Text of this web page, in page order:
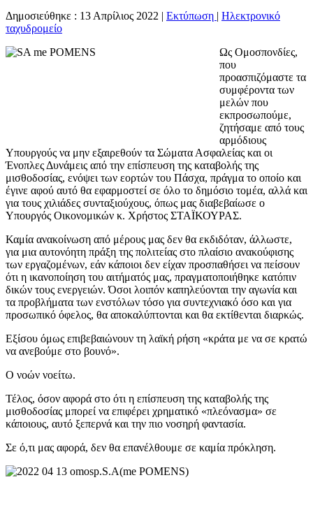
Δημοσιεύθηκε : 13 Απρίλιος 2022 | Εκτύπωση | Ηλεκτρονικό
ταχυδρομείο
Ως Ομοσπονδίες,
που
προασπιζόμαστε τα
συμφέροντα των
μελών που
εκπροσωπούμε,
ζητήσαμε από τους
αρμόδιους
Υπουργούς να μην εξαιρεθούν τα Σώματα Ασφαλείας και οι
Ένοπλες Δυνάμεις από την επίσπευση της καταβολής της
μισθοδοσίας, ενόψει των εορτών του Πάσχα, πράγμα το οποίο και
έγινε αφού αυτό θα εφαρμοστεί σε όλο το δημόσιο τομέα, αλλά και
για τους χιλιάδες συνταξιούχους, όπως μας διαβεβαίωσε ο
Υπουργός Οικονομικών κ. Χρήστος ΣΤΑΪΚΟΥΡΑΣ.
Καμία ανακοίνωση από μέρους μας δεν θα εκδιδόταν, άλλωστε,
για μια αυτονόητη πράξη της πολιτείας στο πλαίσιο ανακούφισης
των εργαζομένων, εάν κάποιοι δεν είχαν προσπαθήσει να πείσουν
ότι η ικανοποίηση του αιτήματός μας, πραγματοποιήθηκε κατόπιν
δικών τους ενεργειών. Όσοι λοιπόν καπηλεύονται την αγωνία και
τα προβλήματα των ενστόλων τόσο για συντεχνιακό όσο και για
προσωπικό όφελος, θα αποκαλύπτονται και θα εκτίθενται διαρκώς.
Εξίσου όμως επιβεβαιώνουν τη λαϊκή ρήση «κράτα με να σε κρατώ
να ανεβούμε στο βουνό».
Ο νοών νοείτω.
Τέλος, όσον αφορά στο ότι η επίσπευση της καταβολής της
μισθοδοσίας μπορεί να επιφέρει χρηματικό «πλεόνασμα» σε
κάποιους, αυτό ξεπερνά και την πιο νοσηρή φαντασία.
Σε ό,τι μας αφορά, δεν θα επανέλθουμε σε καμία πρόκληση.